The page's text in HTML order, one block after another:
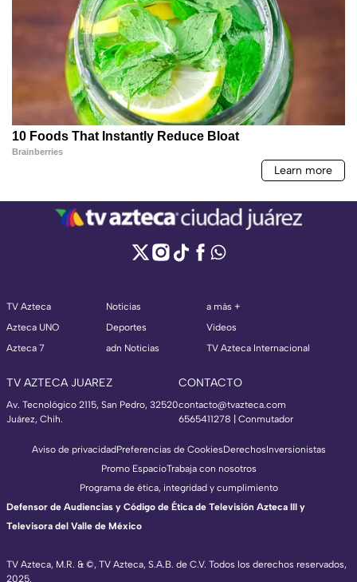
TV Azteca
Azteca UNO
Azteca 7
Noticias
Deportes
adn Noticias
a más +
Videos
TV Azteca Internacional
TV AZTECA JUAREZ
Av. Tecnológico 2115, San Pedro, 32520
Juárez, Chih.
CONTACTO
contacto@tvazteca.com
6565411278 | Conmutador
TV Azteca, M.R. & ©, TV Azteca, S.A.B. de C.V. Todos los derechos reservados,
2025.
Aviso de privacidadPreferencias de CookiesDerechosInversionistas
Promo EspacioTrabaja con nosotros
Programa de ética, integridad y cumplimiento
Defensor de Audiencias y Código de Ética de Televisión Azteca III y
Televisora del Valle de México